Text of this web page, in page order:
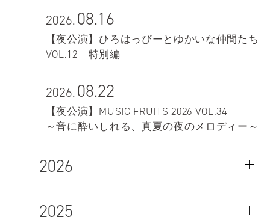
2026.08.16
【夜公演】ひろはっぴーとゆかいな仲間たち
VOL.12 特別編
2026.08.22
【夜公演】MUSIC FRUITS 2026 VOL.34
～音に酔いしれる、真夏の夜のメロディー～
2026
2025